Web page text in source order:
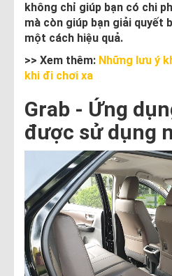
không chỉ giúp bạn có chi
mà còn giúp bạn giải quyết
một cách hiệu quả.
>> Xem thêm: Những lưu ý
khi đi chơi xa
Grab - Ứng
được sử dụng